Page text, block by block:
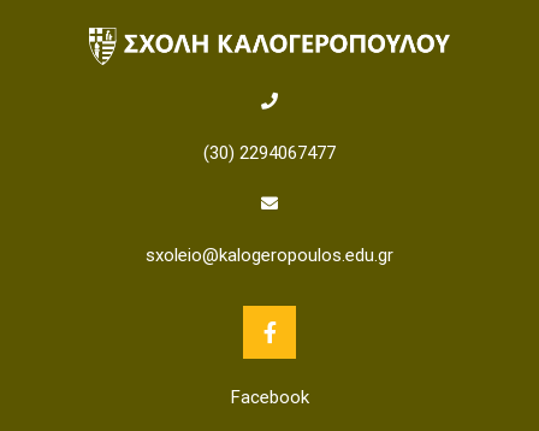
(30) 2294067477
sxoleio@kalogeropoulos.edu.gr
Facebook